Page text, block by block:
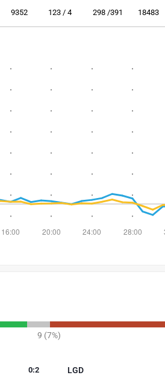
9352 123 / 4 298 /391 18483
9 (7%)
LGD
0:2